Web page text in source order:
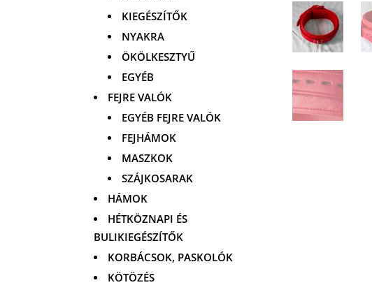
KIEGÉSZÍTŐK
NYAKRA
ÖKÖLKESZTYŰ
EGYÉB
FEJRE VALÓK
EGYÉB FEJRE VALÓK
FEJHÁMOK
MASZKOK
SZÁJKOSARAK
HÁMOK
HÉTKÖZNAPI ÉS
BULIKIEGÉSZÍTŐK
KORBÁCSOK, PASKOLÓK
KÖTÖZÉS